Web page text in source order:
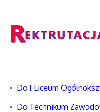
Do I Liceum
Do Technikum